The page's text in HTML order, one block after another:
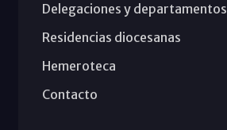
Delegaciones y departamentos
Residencias diocesanas
Hemeroteca
Contacto